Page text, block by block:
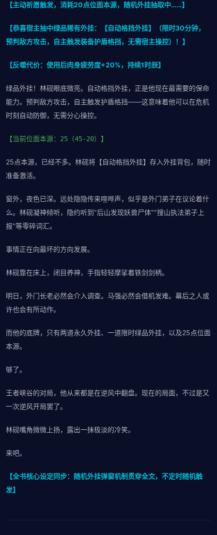
【主动祈愿触发，消耗20点位面本源，随机外挂抽取中……】
【恭喜宿主抽中绿品稀有外挂：【自动格挡外挂】（限时30分钟，
预判敌方攻击，自主触发装备护盾格挡，无需宿主操控）！】
【反噬代价：使用后肉身疲劳度+20%，持续1时辰】
绿品外挂！林砚眼底微亮。自动格挡外挂，正是他现在最需要的保命
能力。预判敌方攻击，自主触发护盾格挡——这意味着他可以在危机
时刻自动防御，无需分心操控。
【当前位面本源：25（45-20）】
25点本源，已经不多。林砚将【自动格挡外挂】存入外挂背包，随时
准备激活。
窗外，夜色已深。远处隐隐传来喧哗声，似乎是外门弟子在议论着什
么。林砚凝神倾听，隐约听到"后山发现妖兽尸体""搜山执法弟子上
报"等零碎词汇。
事情正在向最坏的方向发展。
林砚靠在床上，闭目养神，手指轻轻摩挲着铁剑剑柄。
明日，外门长老必然会介入调查。马强必然会借机发难。幕后之人或
许也会有所动作。
而他的底牌，只有两道永久外挂、一道限时绿品外挂，以及25点位面
本源。
够了。
王者峡谷的对局，他从来都是在逆风中翻盘。现在的局面，不过是又
一次逆风开局罢了。
林砚嘴角微微上扬，露出一抹极淡的冷笑。
来吧。
【全书核心设定同步：随机外挂弹窗机制贯穿全文，不定时随机触
发】